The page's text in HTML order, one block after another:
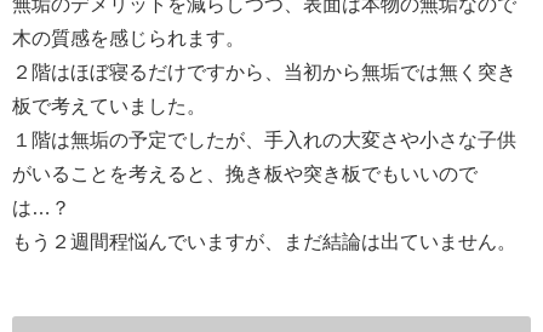
無垢のデメリットを減らしつつ、表面は本物の無垢なので
木の質感を感じられます。
２階はほぼ寝るだけですから、当初から無垢では無く突き
板で考えていました。
１階は無垢の予定でしたが、手入れの大変さや小さな子供
がいることを考えると、挽き板や突き板でもいいので
は…？
もう２週間程悩んでいますが、まだ結論は出ていません。